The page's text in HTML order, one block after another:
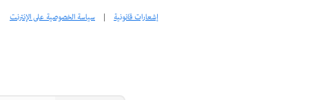
إشعارات قانونية | سياسة الخصوصية على الإنترنت